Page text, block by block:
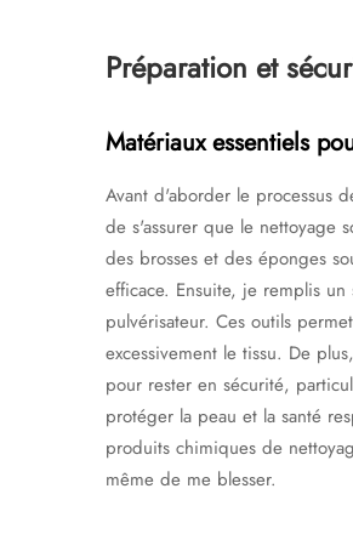
Préparation et
Matériaux essentiels
Avant d'aborder le processus
de s'assurer que le nettoyage
des brosses et des éponges
efficace. Ensuite, je remplis
pulvérisateur. Ces outils
excessivement le tissu. De
pour rester en sécurité,
protéger la peau et la santé
produits chimiques de
même de me blesser.